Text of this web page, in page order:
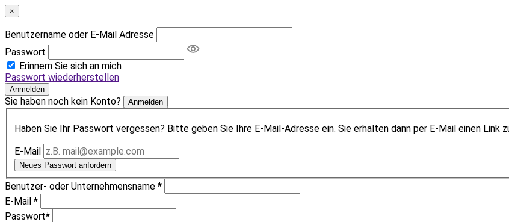
×
Benutzername oder E-Mail Adresse
Passwort
Erinnern Sie sich an mich
Passwort wiederherstellen
Anmelden
Sie haben noch kein Konto? Anmelden
Haben Sie Ihr Passwort vergessen? Bitte geben Sie Ihre E-Mail-Adresse ein. Sie erhalten dann per E-Mail einen Link
E-Mail
Neues Passwort anfordern
Benutzer- oder Unternehmensname *
E-Mail *
Passwort*